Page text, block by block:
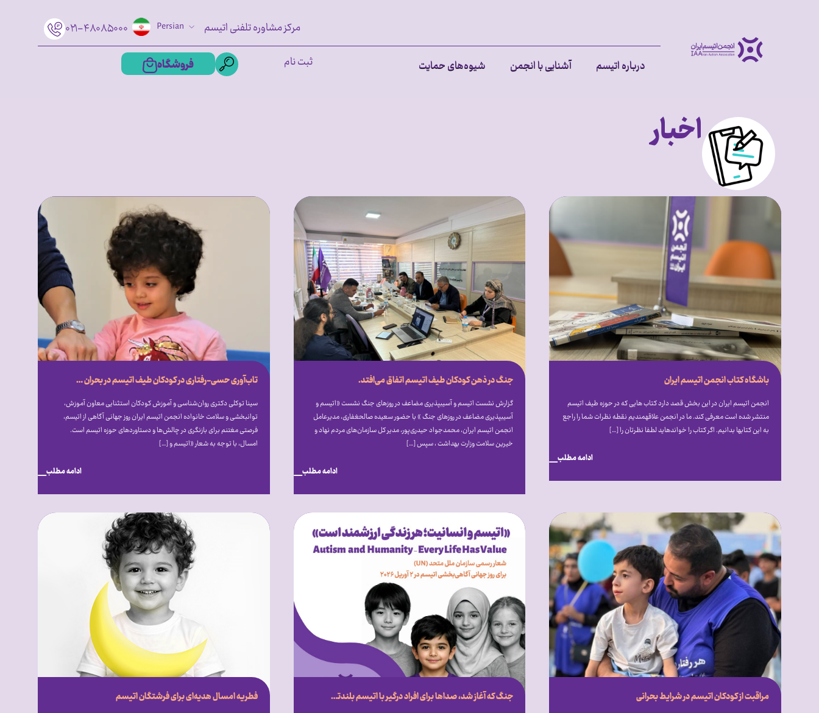
۰۲۱-۴۸۰۸۵۰۰۰ Persian مرکز مشاوره تلفنی اتیسم
درباره اتیسم آشنایی با انجمن شیوه‌های حمایت ثبت نام فروشگاه
اخبار
باشگاه کتاب انجمن اتیسم ایران
انجمن اتیسم ایران در این بخش قصد دارد کتاب هایی که در حوزه طیف اتیسم
منتشر شده است معرفی کند. ما در انجمن علاقه‎‎مندیم نقطه نظرات شما را راجع
به این کتاب‎ها بدانیم. اگر کتاب را خوانده‎اید لطفا نظرتان را […]
ادامه مطلب
جنگ در ذهن کودکان طیف اتیسم اتفاق می‌افتد.
گزارش نشست اتیسم و آسیب‎پذیری مضاعف در روزهای جنگ نشست «اتیسم و
آسیب‎پذیری مضاعف در روزهای جنگ » با حضور سعیده صالح‎غفاری، مدیرعامل
انجمن اتیسم ایران، محمدجواد حیدری‌پور، مدیر کل سازمان‌های مردم نهاد و
خیرین سلامت وزارت بهداشت ، سپس […]
ادامه مطلب
تاب‌آوری حسی-رفتاری در کودکان طیف اتیسم در بحران جنگ
سینا توکلی دکتری روان‌شناسی و آموزش کودکان استثنایی معاون آموزش،
توانبخشی و سلامت خانواده انجمن اتیسم ایران روز جهانی آگاهی از اتیسم،
فرصتی مغتنم برای بازنگری در چالش‌ها و دستاوردهای حوزه اتیسم است.
امسال، با توجه به شعار «اتیسم و […]
ادامه مطلب
مراقبت از کودکان اتیسم در شرایط بحرانی جنگ که آغاز شد، صداها برای افراد درگیر با اتیسم بلندتر شد فطریه امسال هدیه‌ای برای فرشتگان اتیسم